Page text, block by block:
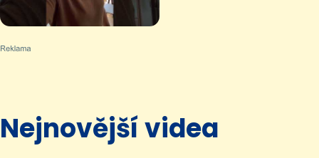
Nejnovější videa